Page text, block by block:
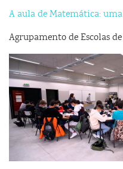
A aula de Matemática:
Agrupamento de Escolas